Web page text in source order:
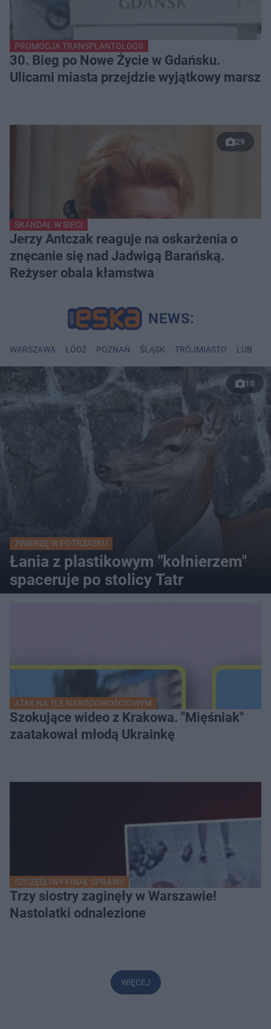
PROMOCJA TRANSPLANTOLOGII
30. Bieg po Nowe Życie w Gdańsku.
Ulicami miasta przejdzie wyjątkowy marsz
29
SKANDAL W SIECI
Jerzy Antczak reaguje na oskarżenia o
znęcanie się nad Jadwigą Barańską.
Reżyser obala kłamstwa
WARSZAWA ŁÓDŹ POZNAŃ ŚLĄSK TRÓJMIASTO LUBLIN
10
ZWIERZĘ W POTRZASKU
Łania z plastikowym "kołnierzem"
spaceruje po stolicy Tatr
ATAK NA TLE NARODOWOŚCIOWYM
Szokujące wideo z Krakowa. "Mięśniak"
zaatakował młodą Ukrainkę
SZCZĘŚLIWY FINAŁ SPRAWY
Trzy siostry zaginęły w Warszawie!
Nastolatki odnalezione
WIĘCEJ